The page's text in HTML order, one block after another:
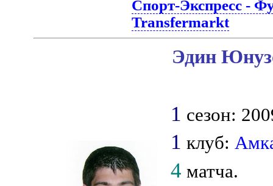
Спорт-Экспресс -
Transfermarkt
Эдин
1 сезон:
1 клуб:
4 матча.